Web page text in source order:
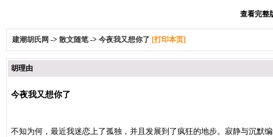
查看完整
建潮胡氏网 -> 散文随笔 -> 今夜我又想你了 [打印本页]
胡理由
今夜我又想你了
不知为何，最近我迷恋上了孤独，并且发展到了疯狂的地步。寂静与沉默